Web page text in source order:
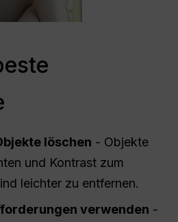
löschen - Objekte
und Kontrast zum
leichter zu entfernen.
verwenden -